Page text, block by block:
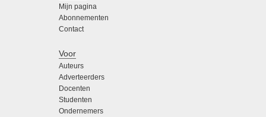
Mijn pagina
Abonnementen
Contact
Voor
Auteurs
Adverteerders
Docenten
Studenten
Ondernemers